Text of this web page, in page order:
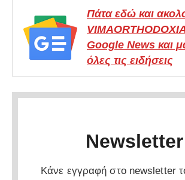
Πάτα εδώ και
Google News και
όλες τις ειδήσεις
Newsletter
Κάνε εγγραφή στο newsletter